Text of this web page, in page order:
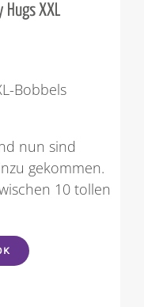
Hugs XXL
Bobbels
nun sind
gekommen.
10 tollen